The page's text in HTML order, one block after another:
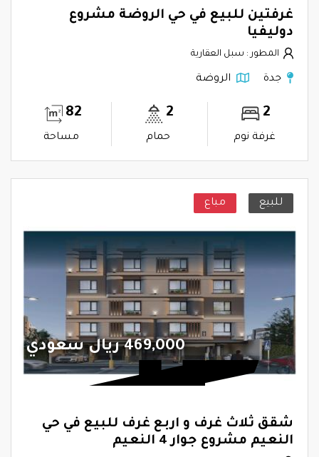
غرفتين للبيع في حي الروضة مشروع
دوليفيا
المطور : سبل العقارية
جدة الروضة
2
غرفة نوم
2
حمام
82
مساحة
للبيع مباع
469,000 ريال سعودي
شقق ثلاث غرف و اربع غرف للبيع في حي
النعيم مشروع جوار 4 النعيم